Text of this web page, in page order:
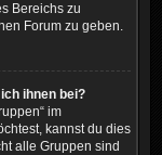
Bereichs zu
Forum zu geben.
ihnen bei?
im
kannst du dies
alle Gruppen sind